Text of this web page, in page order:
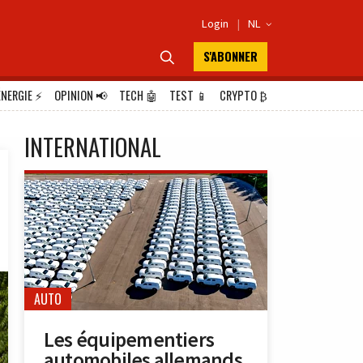
Login | NL 
 S'ABONNER
⚡ OPINION📢 TECH 🤖 TEST 📱 CRYPTO₿
INTERNATIONAL
AUTO
Les équipementiers